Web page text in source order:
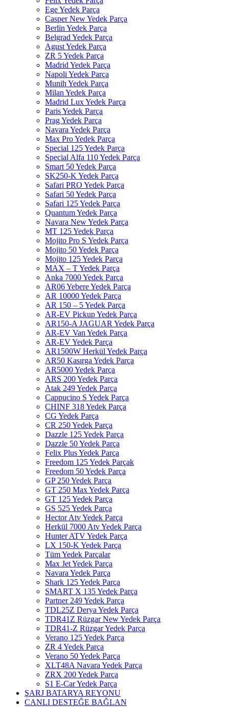
Ege Yedek Parça
Casper New Yedek Parça
Berlin Yedek Parça
Belgrad Yedek Parça
Agust Yedek Parça
ZR 5 Yedek Parça
Madrid Yedek Parça
Napoli Yedek Parça
Munih Yedek Parça
Milan Yedek Parça
Madrid Lux Yedek Parça
Paris Yedek Parça
Prag Yedek Parça
Navara Yedek Parça
Max Pro Yedek Parça
Special 125 Yedek Parça
Special Alfa 110 Yedek Parça
Smart 50 Yedek Parça
SK250-K Yedek Parça
Safari PRO Yedek Parça
Safari 50 Yedek Parça
Safari 125 Yedek Parça
Quantum Yedek Parça
Navara New Yedek Parça
MT 125 Yedek Parça
Mojito Pro S Yedek Parça
Mojito 50 Yedek Parça
Mojito 125 Yedek Parça
MAX – T Yedek Parça
Anka 7000 Yedek Parça
AR06 Yebere Yedek Parça
AR 10000 Yedek Parça
AR 150 – 5 Yedek Parça
AR-EV Pickup Yedek Parça
AR150-A JAGUAR Yedek Parça
AR-EV Van Yedek Parça
AR-EV Yedek Parça
AR1500W Herkül Yedek Parça
AR50 Kasırga Yedek Parça
AR5000 Yedek Parça
ARS 200 Yedek Parça
Atak 249 Yedek Parça
Cappucino S Yedek Parça
CHINF 318 Yedek Parça
CG Yedek Parça
CR 250 Yedek Parça
Dazzle 125 Yedek Parça
Dazzle 50 Yedek Parça
Felix Plus Yedek Parça
Freedom 125 Yedek Parçak
Freedom 50 Yedek Parça
GP 250 Yedek Parça
GT 250 Max Yedek Parça
GT 125 Yedek Parça
GS 525 Yedek Parça
Hector Atv Yedek Parça
Herkül 7000 Atv Yedek Parça
Hunter ATV Yedek Parça
LX 150-K Yedek Parça
Tüm Yedek Parçalar
Max Jet Yedek Parça
Navara Yedek Parça
Shark 125 Yedek Parça
SMART X 135 Yedek Parça
Partner 249 Yedek Parça
TDL25Z Derya Yedek Parça
TDR41Z Rüzgar New Yedek Parça
TDR41-Z Rüzgar Yedek Parça
Verano 125 Yedek Parça
ZR 4 Yedek Parça
Verano 50 Yedek Parça
XLT48A Navara Yedek Parça
ZRX 200 Yedek Parça
S1 E-Car Yedek Parça
ŞARJ BATARYA REYONU
CANLI DESTEĞE BAĞLAN